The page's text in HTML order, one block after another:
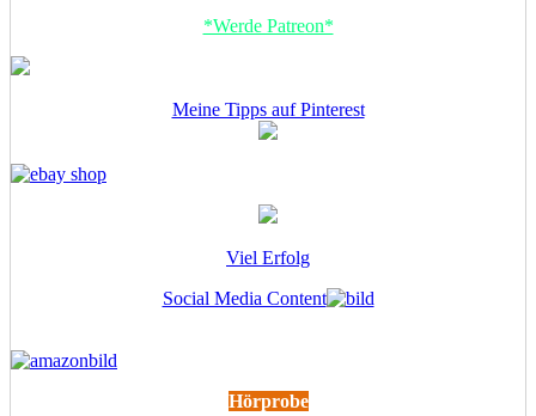
*Werde Patreon*
Meine Tipps auf Pinterest
Viel Erfolg
Social Media Content
Hörprobe